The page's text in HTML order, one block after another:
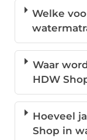
Welke
Waar
HDW
Hoeveel
Shop in